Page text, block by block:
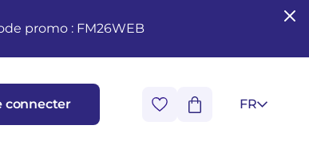
promo : FM26WEB
connecter FR